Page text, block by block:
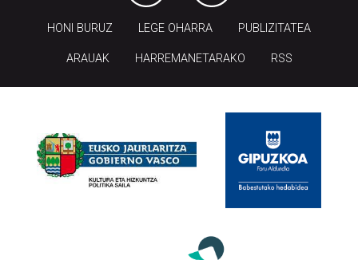
HONI BURUZ LEGE OHARRA PUBLIZITATEA
ARAUAK HARREMANETARAKO RSS